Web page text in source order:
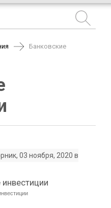
Банковские
03 ноября, 2020 в